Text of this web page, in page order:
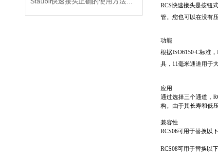
RCS快速接头是按钮
管。您也可以在没有
功能
根据ISO6150-C标准，
具， 11毫米通道用于
应用
通过选择三个通道，
构。由于其长寿和低
兼容性
RCS06可用于替换以
RCS08可用于替换以